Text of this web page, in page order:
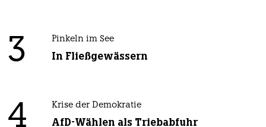
3 Pinkeln im See
In Fließgewässern
4 Krise der Demokratie
AfD-Wählen als Triebabfuhr